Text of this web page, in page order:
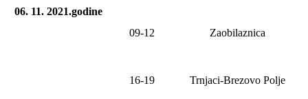
06. 11. 2021.godine
09-12 Zaobilaznica
16-19 Trnjaci-Brezovo Polje